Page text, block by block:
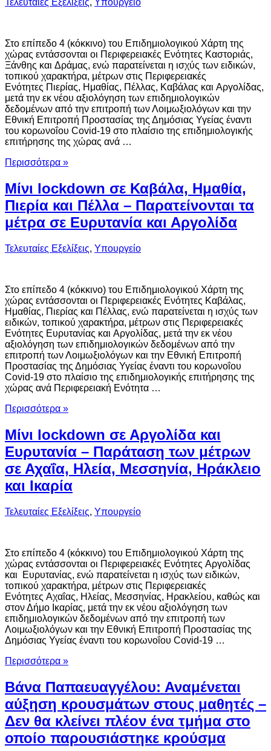
Τελευταίες Εξελίξεις, Υπουργείο
Στο επίπεδο 4 (κόκκινο) του Επιδημιολογικού Χάρτη της
χώρας εντάσσονται οι Περιφερειακές Ενότητες Καστοριάς,
Ξάνθης και Δράμας, ενώ παρατείνεται η ισχύς των ειδικών,
τοπικού χαρακτήρα, μέτρων στις Περιφερειακές
Ενότητες Πιερίας, Ημαθίας, Πέλλας, Καβάλας και Αργολίδας,
μετά την εκ νέου αξιολόγηση των επιδημιολογικών
δεδομένων από την επιτροπή των Λοιμωξιολόγων και την
Εθνική Επιτροπή Προστασίας της Δημόσιας Υγείας έναντι
του κορωνοΐου Covid-19 στο πλαίσιο της επιδημιολογικής
επιτήρησης της χώρας ανά …
Περισσότερα »
Μίνι lockdown σε Καβάλα, Ημαθία,
Πιερία και Πέλλα – Παρατείνονται τα
μέτρα σε Ευρυτανία και Αργολίδα
Τελευταίες Εξελίξεις, Υπουργείο
Στο επίπεδο 4 (κόκκινο) του Επιδημιολογικού Χάρτη της
χώρας εντάσσονται οι Περιφερειακές Ενότητες Καβάλας,
Ημαθίας, Πιερίας και Πέλλας, ενώ παρατείνεται η ισχύς των
ειδικών, τοπικού χαρακτήρα, μέτρων στις Περιφερειακές
Ενότητες Ευρυτανίας και Αργολίδας, μετά την εκ νέου
αξιολόγηση των επιδημιολογικών δεδομένων από την
επιτροπή των Λοιμωξιολόγων και την Εθνική Επιτροπή
Προστασίας της Δημόσιας Υγείας έναντι του κορωνοΐου
Covid-19 στο πλαίσιο της επιδημιολογικής επιτήρησης της
χώρας ανά Περιφερειακή Ενότητα …
Περισσότερα »
Μίνι lockdown σε Αργολίδα και
Ευρυτανία – Παράταση των μέτρων
σε Αχαΐα, Ηλεία, Μεσσηνία, Ηράκλειο
και Ικαρία
Τελευταίες Εξελίξεις, Υπουργείο
Στο επίπεδο 4 (κόκκινο) του Επιδημιολογικού Χάρτη της
χώρας εντάσσονται οι Περιφερειακές Ενότητες Αργολίδας
και Ευρυτανίας, ενώ παρατείνεται η ισχύς των ειδικών,
τοπικού χαρακτήρα, μέτρων στις Περιφερειακές
Ενότητες Αχαΐας, Ηλείας, Μεσσηνίας, Ηρακλείου, καθώς και
στον Δήμο Ικαρίας, μετά την εκ νέου αξιολόγηση των
επιδημιολογικών δεδομένων από την επιτροπή των
Λοιμωξιολόγων και την Εθνική Επιτροπή Προστασίας της
Δημόσιας Υγείας έναντι του κορωνοΐου Covid-19 …
Περισσότερα »
Βάνα Παπαευαγγέλου: Αναμένεται
αύξηση κρουσμάτων στους μαθητές –
Δεν θα κλείνει πλέον ένα τμήμα στο
οποίο παρουσιάστηκε κρούσμα